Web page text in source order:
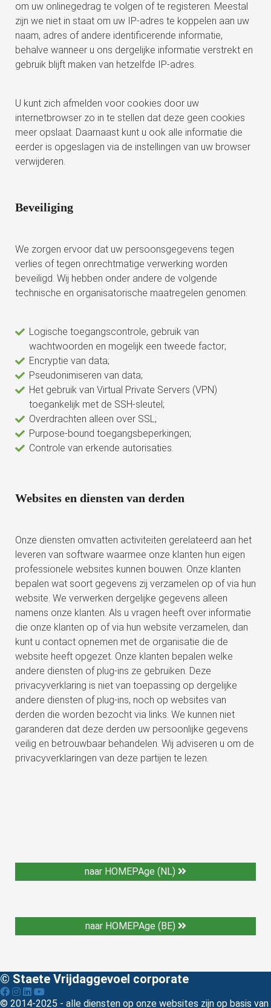
om uw onlinegedrag te volgen of te registeren. Meestal
zijn we niet in staat om uw IP-adres te koppelen aan uw
naam, adres of andere identificerende informatie,
behalve wanneer u ons dergelijke informatie verstrekt en
gebruik blijft maken van hetzelfde IP-adres.
U kunt zich afmelden voor cookies door uw
internetbrowser zo in te stellen dat deze geen cookies
meer opslaat. Daarnaast kunt u ook alle informatie die
eerder is opgeslagen via de instellingen van uw browser
verwijderen.
Beveiliging
We zorgen ervoor dat uw persoonsgegevens tegen
verlies of tegen onrechtmatige verwerking worden
beveiligd. Wij hebben onder andere de volgende
technische en organisatorische maatregelen genomen:
Logische toegangscontrole, gebruik van
wachtwoorden en mogelijk een tweede factor;
Encryptie van data;
Pseudonimiseren van data;
Het gebruik van Virtual Private Servers (VPN)
toegankelijk met de SSH-sleutel;
Overdrachten alleen over SSL;
Purpose-bound toegangsbeperkingen;
Controle van erkende autorisaties.
Websites en diensten van derden
Onze diensten omvatten activiteiten gerelateerd aan het
leveren van software waarmee onze klanten hun eigen
professionele websites kunnen bouwen. Onze klanten
bepalen wat soort gegevens zij verzamelen op of via hun
website. We verwerken dergelijke gegevens alleen
namens onze klanten. Als u vragen heeft over informatie
die onze klanten op of via hun website verzamelen, dan
kunt u contact opnemen met de organisatie die de
website heeft opgezet. Onze klanten bepalen welke
andere diensten of plug-ins ze gebruiken. Deze
privacyverklaring is niet van toepassing op dergelijke
andere diensten of plug-ins, noch op websites van
derden die worden bezocht via links. We kunnen niet
garanderen dat deze derden uw persoonlijke gegevens
veilig en betrouwbaar behandelen. Wij adviseren u om de
privacyverklaringen van deze partijen te lezen.
naar HOMEPAge (NL)
naar HOMEPAge (BE)
© Staete Vrijdaggevoel corporate
© 2014-2025 - alle diensten op onze websites zijn op basis van